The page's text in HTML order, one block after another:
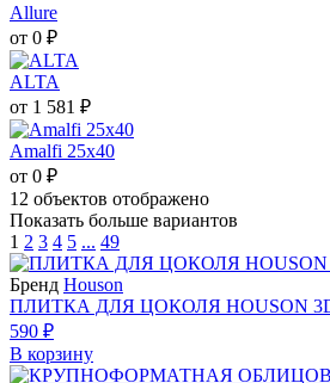
Allure
от 0 ₽
ALTA
от 1 581 ₽
Amalfi 25х40
от 0 ₽
12 объектов отображено
Показать больше вариантов
1 2 3 4 5 ... 49
Бренд Houson
ПЛИТКА ДЛЯ ЦОКОЛЯ HOUSON
590 ₽
В корзину